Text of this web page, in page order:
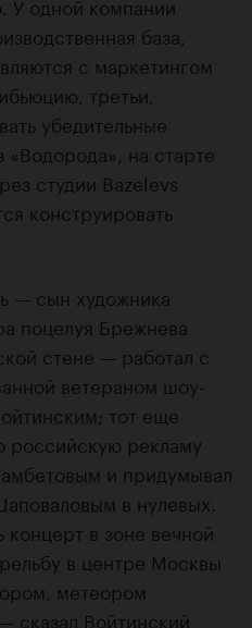
У одной компании
база,
с маркетингом
третьи,
убедительные
«Водорода», на старте
студии Bazelevs
конструировать
— сын художника
поцелуя Брежнева
стене — работал с
ветераном шоу-
; тот еще
российскую рекламу
и придумывал
в нулевых.
концерт в зоне вечной
в центре Москвы
метеором
сказал Войтинский